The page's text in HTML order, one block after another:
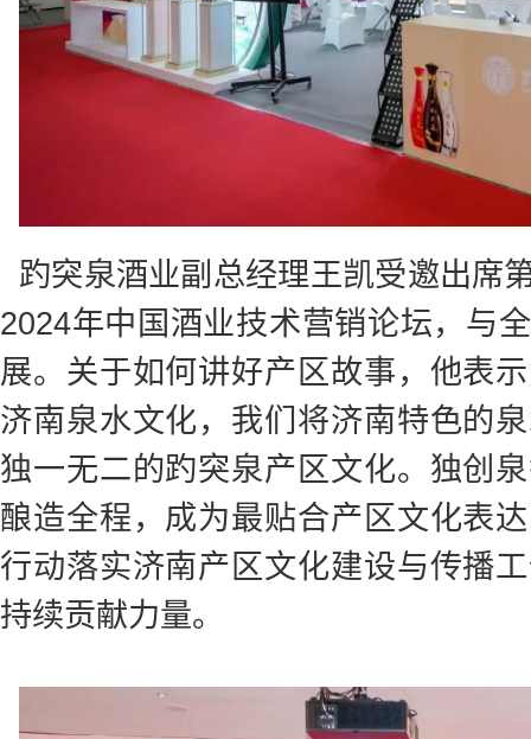
趵突泉酒业副总经理王凯受邀出席
2024年中国酒业技术营销论坛，与
展。关于如何讲好产区故事，他表
济南泉水文化，我们将济南特色的
独一无二的趵突泉产区文化。独创
酿造全程，成为最贴合产区文化表
行动落实济南产区文化建设与传播
持续贡献力量。